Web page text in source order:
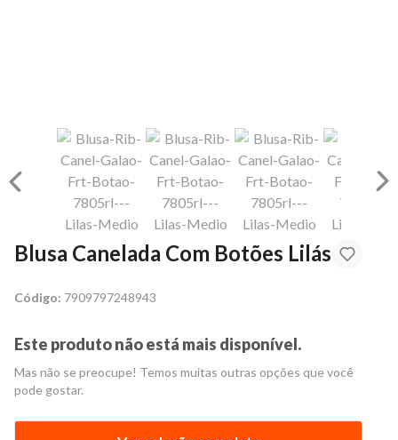
Blusa Canelada Com Botões Lilás
Código: 7909797248943
Este produto não está mais disponível.
Mas não se preocupe! Temos muitas outras opções que você
pode gostar.